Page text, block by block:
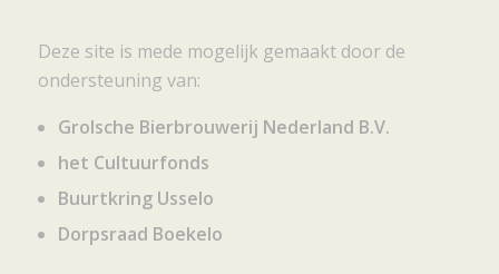
Deze site is mede mogelijk gemaakt door de
ondersteuning van:
Grolsche Bierbrouwerij Nederland B.V.
het Cultuurfonds
Buurtkring Usselo
Dorpsraad Boekelo